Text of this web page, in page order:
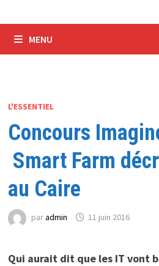
MENU
L'ESSENTIEL
Concours
Smart Farm
au Caire
paradmin 11 juin 2016
Qui aurait dit que les IT vont